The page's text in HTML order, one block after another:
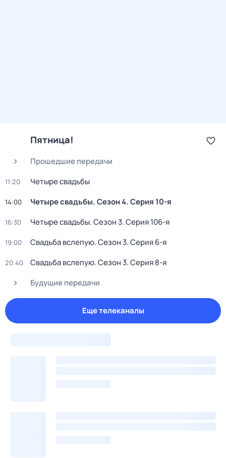
Пятница!
Прошедшие передачи
11:20 Четыре свадьбы
14:00 Четыре свадьбы. Сезон 4. Серия 10-я
16:30 Четыре свадьбы. Сезон 3. Серия 106-я
19:00 Свадьба вслепую. Сезон 3. Серия 6-я
20:40 Свадьба вслепую. Сезон 3. Серия 8-я
Будущие передачи
Еще телеканалы